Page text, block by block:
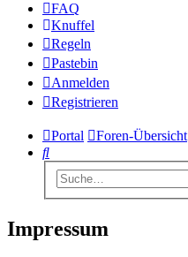
FAQ
Knuffel
Regeln
Pastebin
Anmelden
Registrieren
Portal Foren-Übersicht
Suche
Impressum